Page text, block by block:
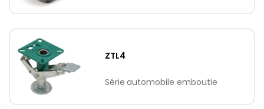
ZTL4
Série automobile emboutie